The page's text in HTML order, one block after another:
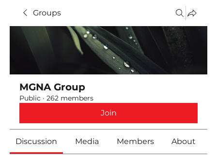
Groups
MGNA Group
Public · 262 members
Join
Discussion Media Members About